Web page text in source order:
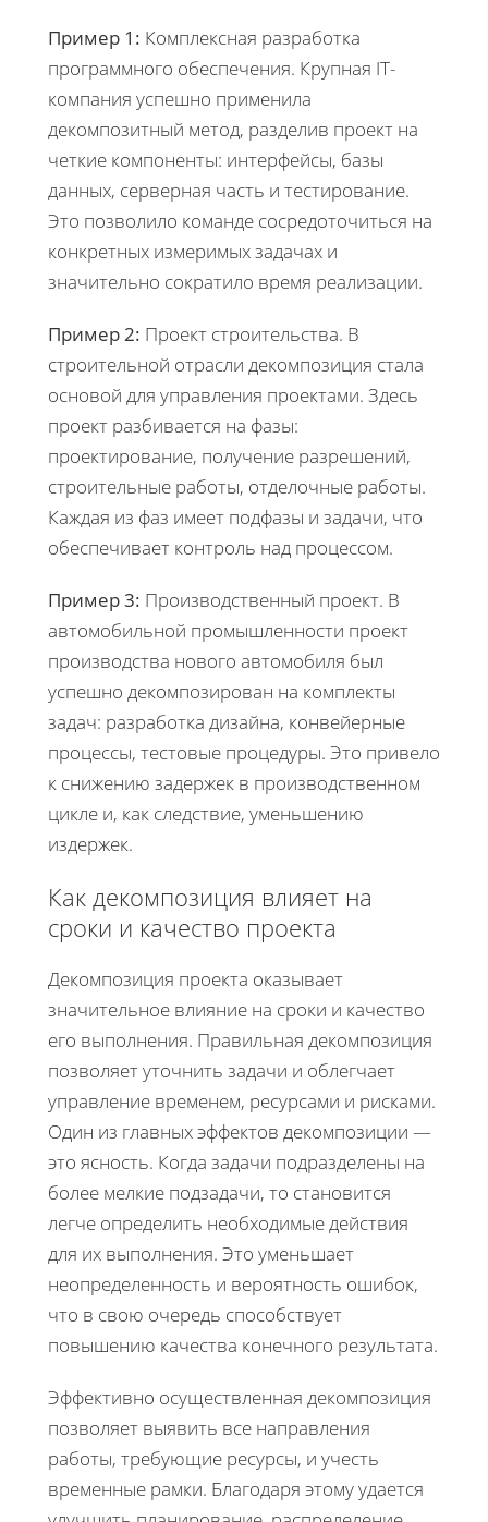
Пример 1: Комплексная разработка
программного обеспечения. Крупная IT-
компания успешно применила
декомпозитный метод, разделив проект на
четкие компоненты: интерфейсы, базы
данных, серверная часть и тестирование.
Это позволило команде сосредоточиться на
конкретных измеримых задачах и
значительно сократило время реализации.
Пример 2: Проект строительства. В
строительной отрасли декомпозиция стала
основой для управления проектами. Здесь
проект разбивается на фазы:
проектирование, получение разрешений,
строительные работы, отделочные работы.
Каждая из фаз имеет подфазы и задачи, что
обеспечивает контроль над процессом.
Пример 3: Производственный проект. В
автомобильной промышленности проект
производства нового автомобиля был
успешно декомпозирован на комплекты
задач: разработка дизайна, конвейерные
процессы, тестовые процедуры. Это привело
к снижению задержек в производственном
цикле и, как следствие, уменьшению
издержек.
Как декомпозиция влияет на
сроки и качество проекта
Декомпозиция проекта оказывает
значительное влияние на сроки и качество
его выполнения. Правильная декомпозиция
позволяет уточнить задачи и облегчает
управление временем, ресурсами и рисками.
Один из главных эффектов декомпозиции —
это ясность. Когда задачи подразделены на
более мелкие подзадачи, то становится
легче определить необходимые действия
для их выполнения. Это уменьшает
неопределенность и вероятность ошибок,
что в свою очередь способствует
повышению качества конечного результата.
Эффективно осуществленная декомпозиция
позволяет выявить все направления
работы, требующие ресурсы, и учесть
временные рамки. Благодаря этому удается